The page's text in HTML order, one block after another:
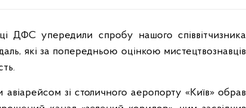
ДФС упередили спробу нашого співвітчизника
які за попередньою оцінкою мистецтвознавців
зі столичного аеропорту «Київ» обрав